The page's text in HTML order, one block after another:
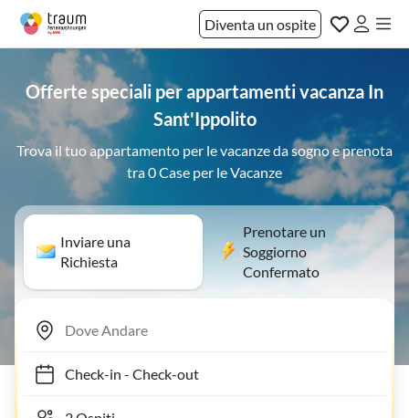
Diventa un ospite
Offerte speciali per appartamenti vacanza In
Sant'Ippolito
Trova il tuo appartamento per le vacanze da sogno e prenota
tra 0 Case per le Vacanze
Inviare una
Richiesta
Prenotare un
Soggiorno
Confermato
Check-in- Check-out